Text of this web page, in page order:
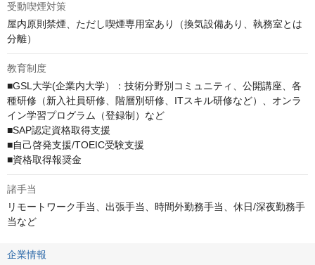
受動喫煙対策
屋内原則禁煙、ただし喫煙専用室あり（換気設備あり、執務室とは
分離）
教育制度
■GSL大学(企業内大学）：技術分野別コミュニティ、公開講座、各
種研修（新入社員研修、階層別研修、ITスキル研修など）、オンラ
イン学習プログラム（登録制）など
■SAP認定資格取得支援
■自己啓発支援/TOEIC受験支援
■資格取得報奨金
諸手当
リモートワーク手当、出張手当、時間外勤務手当、休日/深夜勤務手
当など
企業情報